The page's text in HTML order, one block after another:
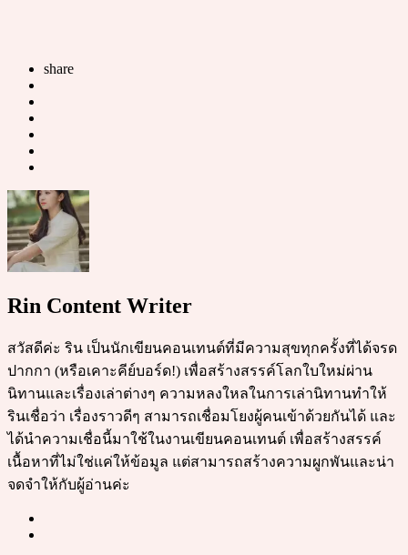
share
Rin Content Writer
สวัสดีค่ะ ริน เป็นนักเขียนคอนเทนต์ที่มีความสุขทุกครั้งที่ได้จรด
ปากกา (หรือเคาะคีย์บอร์ด!) เพื่อสร้างสรรค์โลกใบใหม่ผ่าน
นิทานและเรื่องเล่าต่างๆ ความหลงใหลในการเล่านิทานทำให้
รินเชื่อว่า เรื่องราวดีๆ สามารถเชื่อมโยงผู้คนเข้าด้วยกันได้ และ
ได้นำความเชื่อนี้มาใช้ในงานเขียนคอนเทนต์ เพื่อสร้างสรรค์
เนื้อหาที่ไม่ใช่แค่ให้ข้อมูล แต่สามารถสร้างความผูกพันและน่า
จดจำให้กับผู้อ่านค่ะ